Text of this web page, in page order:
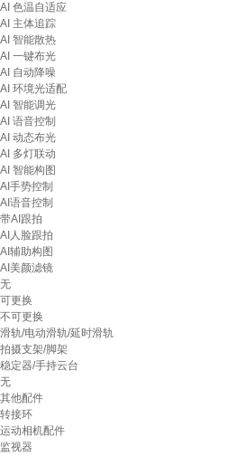
AI 色温自适应
AI 主体追踪
AI 智能散热
AI 一键布光
AI 自动降噪
AI 环境光适配
AI 智能调光
AI 语音控制
AI 动态布光
AI 多灯联动
AI 智能构图
AI手势控制
AI语音控制
带AI跟拍
AI人脸跟拍
AI辅助构图
AI美颜滤镜
无
可更换
不可更换
滑轨/电动滑轨/延时滑轨
拍摄支架/脚架
稳定器/手持云台
无
其他配件
转接环
运动相机配件
监视器